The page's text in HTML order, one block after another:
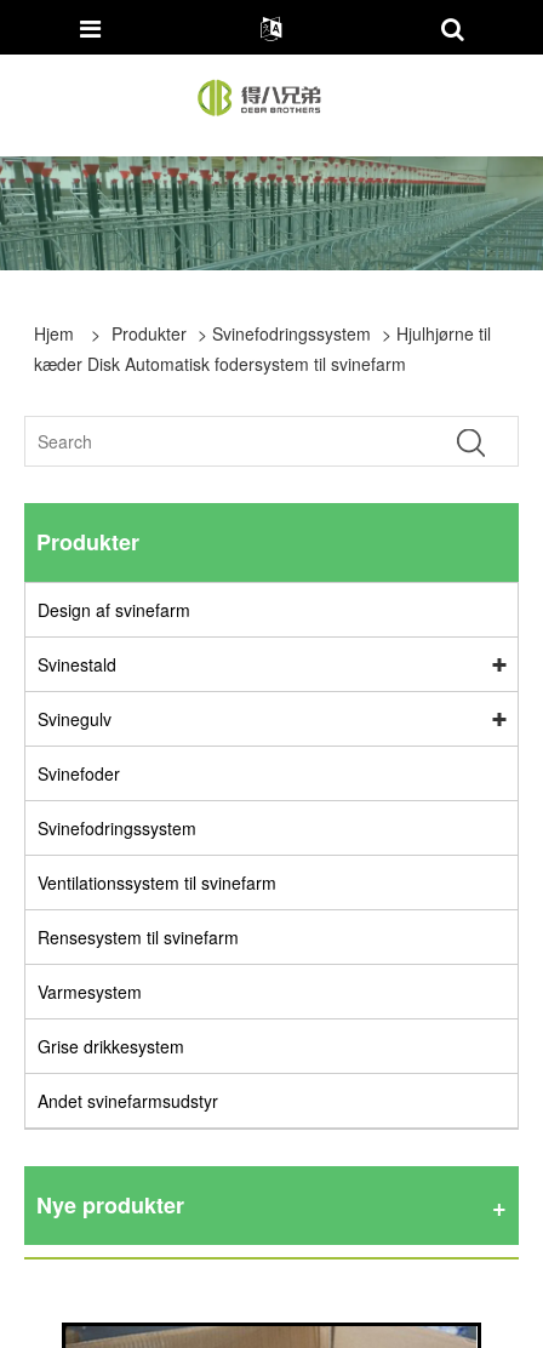
Hjem > Produkter >Svinefodringssystem > Hjulhjørne til
kæder Disk Automatisk fodersystem til svinefarm
Produkter
Design af svinefarm
Svinestald
Svinegulv
Svinefoder
Svinefodringssystem
Ventilationssystem til svinefarm
Rensesystem til svinefarm
Varmesystem
Grise drikkesystem
Andet svinefarmsudstyr
Nye produkter